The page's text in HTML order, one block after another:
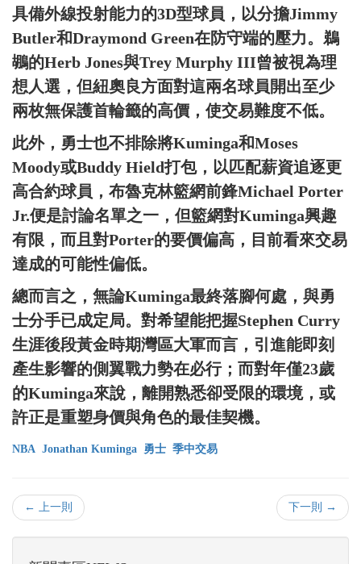
具備外線投射能力的3D型球員，以分擔Jimmy
Butler和Draymond Green在防守端的壓力。鵜
鶘的Herb Jones與Trey Murphy III曾被視為理
想人選，但紐奧良方面對這兩名球員開出至少
兩枚無保護首輪籤的高價，使交易難度不低。
此外，勇士也不排除將Kuminga和Moses
Moody或Buddy Hield打包，以匹配薪資追逐更
高合約球員，布魯克林籃網前鋒Michael Porter
Jr.便是討論名單之一，但籃網對Kuminga興趣
有限，而且對Porter的要價偏高，目前看來交易
達成的可能性偏低。
總而言之，無論Kuminga最終落腳何處，與勇
士分手已成定局。對希望能把握Stephen Curry
生涯後段黃金時期灣區大軍而言，引進能即刻
產生影響的側翼戰力勢在必行；而對年僅23歲
的Kuminga來說，離開熟悉卻受限的環境，或
許正是重塑身價與角色的最佳契機。
NBA Jonathan Kuminga 勇士 季中交易
← 上一則 下一則 →